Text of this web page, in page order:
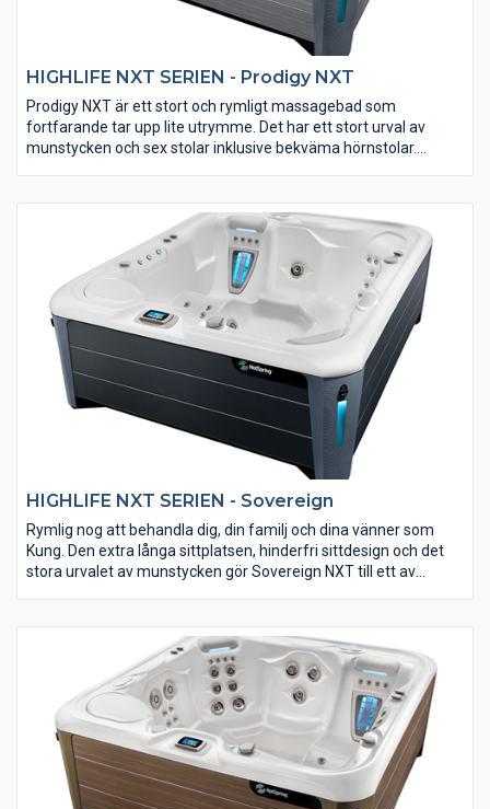
HIGHLIFE NXT SERIEN - Prodigy NXT
Prodigy NXT är ett stort och rymligt massagebad som
fortfarande tar upp lite utrymme. Det har ett stort urval av
munstycken och sex stolar inklusive bekväma hörnstolar.
praktiska storleken. Massagealternativen är många med 10
precisionsmunstycken, djup bakmassage och kraftfulla
Footstream-munstycken som ger dig mycket att se fram emot.
Minsta driftskostnad med 60 pund isolering och underhållsfri
yttre beklädnad.
HIGHLIFE NXT SERIEN - Sovereign
Rymlig nog att behandla dig, din familj och dina vänner som
Kung. Den extra långa sittplatsen, hinderfri sittdesign och det
stora urvalet av munstycken gör Sovereign NXT till ett av
områden. Detta inkluderar rygg, nacke, axlar och ben. Sovereign
NXT har vid flera tillfällen blivit det bästa köpet av världens
största konsumentmagasin, Consumers Digest.